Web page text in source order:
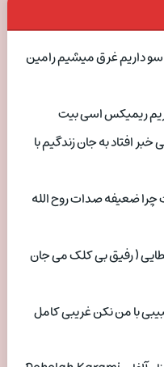
سو داریم غرق میشیم رامین
ریمیکس اسی بیت
افتاد به جان زندگیم با
ضعیفه صدات روح الله
( رفیق بی کلک می جان
با من نکن غریبی کامل